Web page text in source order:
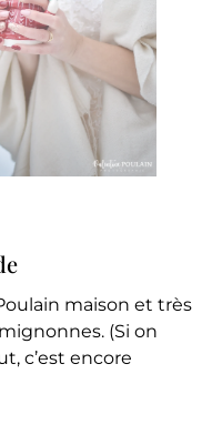
maison et très
(Si on
c’est encore